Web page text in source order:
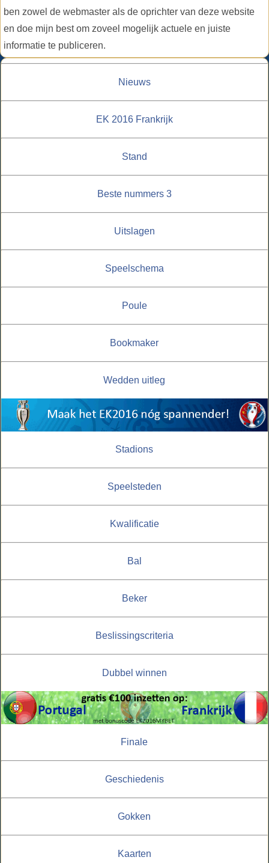
ben zowel de webmaster als de oprichter van deze website
en doe mijn best om zoveel mogelijk actuele en juiste
informatie te publiceren.
Nieuws
EK 2016 Frankrijk
Stand
Beste nummers 3
Uitslagen
Speelschema
Poule
Bookmaker
Wedden uitleg
Stadions
Speelsteden
Kwalificatie
Bal
Beker
Beslissingscriteria
Dubbel winnen
Finale
Geschiedenis
Gokken
Kaarten